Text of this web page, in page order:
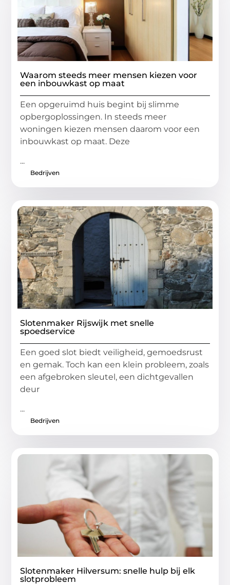
Waarom steeds meer mensen kiezen voor
een inbouwkast op maat
Een opgeruimd huis begint bij slimme
opbergoplossingen. In steeds meer
woningen kiezen mensen daarom voor een
inbouwkast op maat. Deze
...
Bedrijven
Slotenmaker Rijswijk met snelle
spoedservice
Een goed slot biedt veiligheid, gemoedsrust
en gemak. Toch kan een klein probleem, zoals
een afgebroken sleutel, een dichtgevallen
deur
...
Bedrijven
Slotenmaker Hilversum: snelle hulp bij elk
slotprobleem